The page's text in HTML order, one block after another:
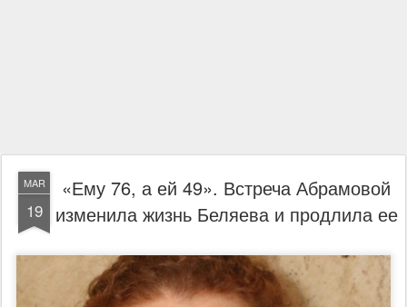
MAR
19
«Ему 76, а ей 49». Встреча Абрамовой
изменила жизнь Беляева и продлила ее